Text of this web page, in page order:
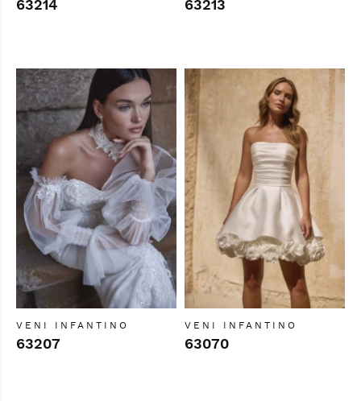
63214 63213
VENI INFANTINO
63207
VENI INFANTINO
63070